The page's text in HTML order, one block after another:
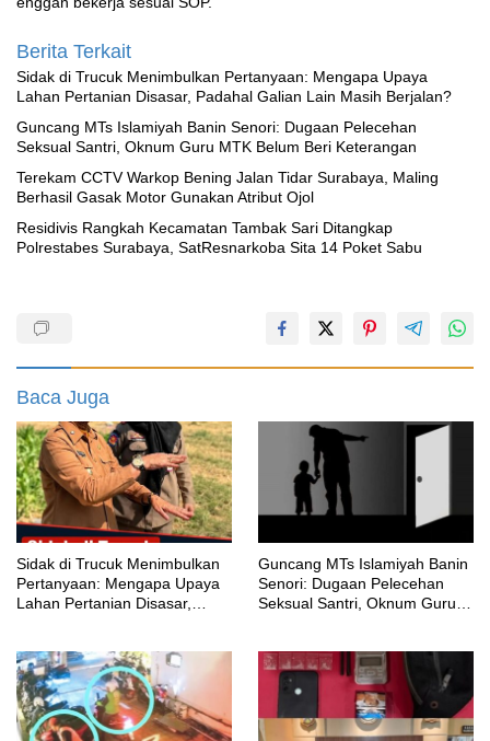
Berita Terkait
‎Sidak di Trucuk Menimbulkan Pertanyaan: Mengapa Upaya
Lahan Pertanian Disasar, Padahal Galian Lain Masih Berjalan?
Guncang MTs Islamiyah Banin Senori: Dugaan Pelecehan
Seksual Santri, Oknum Guru MTK Belum Beri Keterangan
Terekam CCTV Warkop Bening Jalan Tidar Surabaya, Maling
Berhasil Gasak Motor Gunakan Atribut Ojol
Residivis Rangkah Kecamatan Tambak Sari Ditangkap
Polrestabes Surabaya, SatResnarkoba Sita 14 Poket Sabu
Baca Juga
‎Sidak di Trucuk Menimbulkan
Pertanyaan: Mengapa Upaya
Lahan Pertanian Disasar,
Guncang MTs Islamiyah Banin
Senori: Dugaan Pelecehan
Seksual Santri, Oknum Guru